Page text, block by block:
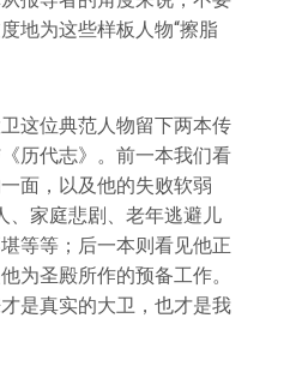
地为这些样板人物“擦脂
这位典范人物留下两本传
历代志》。前一本我们看
面，以及他的失败软弱
家庭悲剧、老年逃避儿
等等；后一本则看见他正
为圣殿所作的预备工作。
是真实的大卫，也才是我